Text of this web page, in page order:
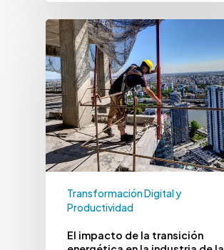
Transformación Digital y
Productividad
El impacto de la transición